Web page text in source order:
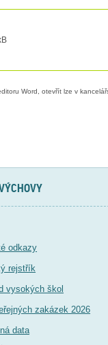
Word, otevřít lze v
odkazy
rejstřík
vysokých škol
zakázek 2026
data